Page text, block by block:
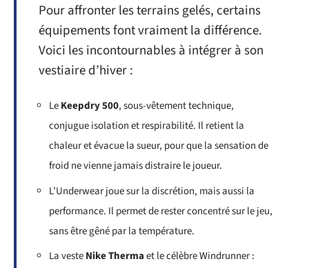
Pour affronter les terrains gelés, certains
équipements font vraiment la différence.
Voici les incontournables à intégrer à son
vestiaire d’hiver :
LeKeepdry 500, sous-vêtement technique,
conjugue isolation et respirabilité. Il retient la
chaleur et évacue la sueur, pour que la sensation de
froid ne vienne jamais distraire le joueur.
L’Underwear joue sur la discrétion, mais aussi la
performance. Il permet de rester concentré sur le jeu,
sans être gêné par la température.
La vesteNike Thermaet le célèbre Windrunner :